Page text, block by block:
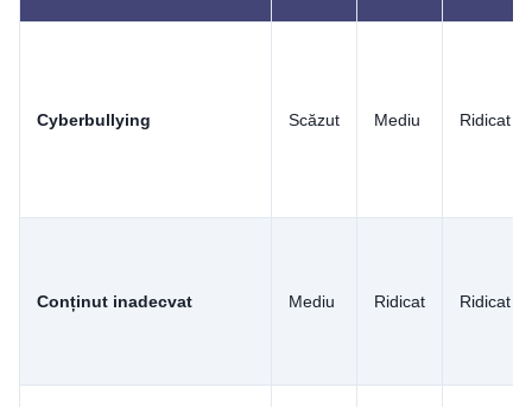
Cyberbullying Scăzut Mediu Ridicat
Conținut inadecvat Mediu Ridicat Ridicat